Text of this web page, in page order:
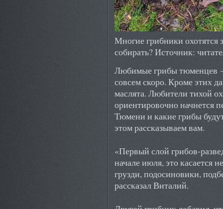
Многие грибники
собирать? Источник:
Любимые грибы тюменцев
совсем скоро. Кроме этих
маслята. Любители тихой
ориентировочно начнется
Тюмени и какие грибы
этом рассказываем вам.
«Первый слой грибов-
начале июля, это касается
грузди, подосиновики,
рассказал Виталий.